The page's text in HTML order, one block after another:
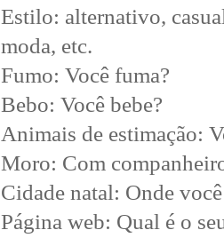
Estilo: alternativo,
moda, etc.
Fumo: Você fuma?
Bebo: Você bebe?
Animais de estimação:
Moro: Com
Cidade natal: Onde
Página web: Qual é o